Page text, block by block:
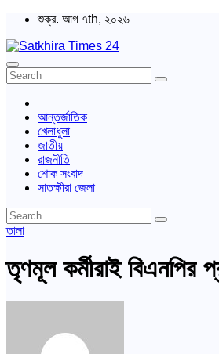
Skip
content
শুক্র. আগ ৭th, ২০২৬
Satkhira Times 24
বাংলা পত্রিকা
আন্তর্জাতিক
খেলাধুলা
জাতীয়
রাজনীতি
শোক সংবাদ
সাতক্ষীরা জেলা
তালা
তৃণমূল কর্মীরাই বিএনপির